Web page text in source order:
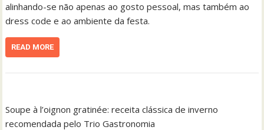
alinhando-se não apenas ao gosto pessoal, mas também ao
dress code e ao ambiente da festa.
READ MORE
Soupe à l’oignon gratinée: receita clássica de inverno
recomendada pelo Trio Gastronomia